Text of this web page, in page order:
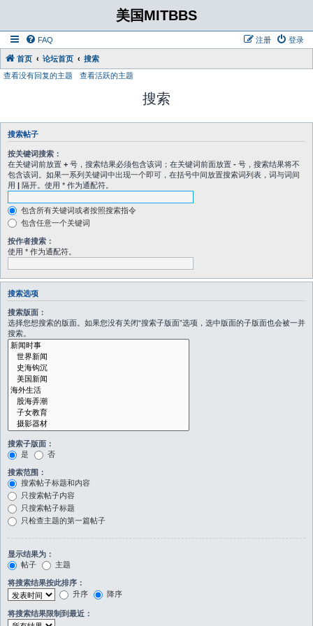
美国MITBBS
FAQ 登录
注册
首页 论坛首页
搜索
查看没有回复的主题
查看活跃的主题
搜索
搜索帖子
按关键词搜索：
在关键词前放置 + 号，搜索结果必须包含该词；在关键词前面放置 - 号，搜索结果将不
包含该词。如果一系列关键词中出现一个即可，在括号中间放置搜索词列表，词与词间
用 | 隔开。使用 * 作为通配符。
包含所有关键词或者按照搜索指令
包含任意一个关键词
按作者搜索：
使用 * 作为通配符。
搜索选项
搜索版面：
选择您想搜索的版面。如果您没有关闭“搜索子版面”选项，选中版面的子版面也会被一并
搜索。
搜索子版面：
是
否
搜索范围：
搜索帖子标题和内容
只搜索帖子内容
只搜索帖子标题
只检查主题的第一篇帖子
显示结果为：
帖子
主题
将搜索结果按此排序：
升序
降序
将搜索结果限制到最近：